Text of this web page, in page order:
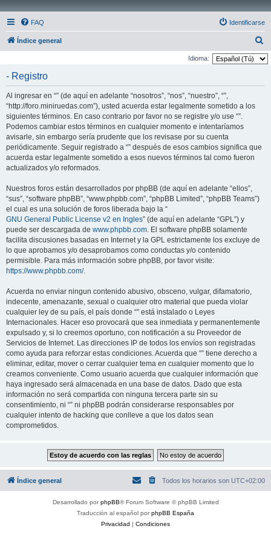
FAQ Identificarse
Índice general
u
Idioma:
- Registro
Al ingresar en “” (de aquí en adelante “nosotros”, “nos”, “nuestro”, “”,
“http://foro.miniruedas.com”), usted acuerda estar legalmente sometido a los
siguientes términos. En caso contrario por favor no se registre y/o use “”.
Podemos cambiar estos términos en cualquier momento e intentaríamos
avisarle, sin embargo sería prudente que los revisase por su cuenta
periódicamente. Seguir registrado a “” después de esos cambios significa que
acuerda estar legalmente sometido a esos nuevos términos tal como fueron
actualizados y/o reformados.
Nuestros foros están desarrollados por phpBB (de aquí en adelante “ellos”,
“sus”, “software phpBB”, “www.phpbb.com”, “phpBB Limited”, “phpBB Teams”)
el cual es una solución de foros liberada bajo la “
GNU General Public License v2 en Ingles” (de aquí en adelante “GPL”) y
puede ser descargada de www.phpbb.com. El software phpBB solamente
facilita discusiones basadas en Internet y la GPL estrictamente los excluye de
lo que aprobamos y/o desaprobamos como conductas y/o contenido
permisible. Para más información sobre phpBB, por favor visite:
https://www.phpbb.com/.
Acuerda no enviar ningun contenido abusivo, obsceno, vulgar, difamatorio,
indecente, amenazante, sexual o cualquier otro material que pueda violar
cualquier ley de su país, el país donde “” está instalado o Leyes
Internacionales. Hacer eso provocará que sea inmediata y permanentemente
expulsado y, si lo creemos oportuno, con notificación a su Proveedor de
Servicios de Internet. Las direcciones IP de todos los envíos son registradas
como ayuda para reforzar estas condiciones. Acuerda que “” tiene derecho a
eliminar, editar, mover o cerrar cualquier tema en cualquier momento que lo
creamos conveniente. Como usuario acuerda que cualquier información que
haya ingresado será almacenada en una base de datos. Dado que esta
información no será compartida con ninguna tercera parte sin su
consentimiento, ni “” ni phpBB podrán considerarse responsables por
cualquier intento de hacking que conlleve a que los datos sean
comprometidos.
Índice general Todos los horarios son UTC+02:00
Desarrollado porphpBB® Forum Software © phpBB Limited
Traducción al español porphpBB España
Privacidad | Condiciones